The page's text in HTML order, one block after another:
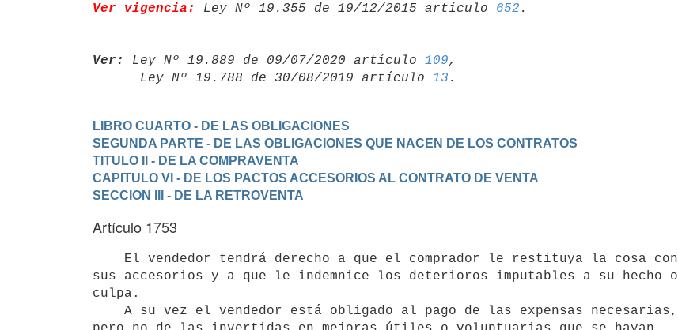
Ver vigencia:
Ley Nº 19.355 de 19/12/2015 artículo 652
Ver: Ley Nº 19.889 de 09/07/2020 artículo 109,
      Ley Nº 19.788 de 30/08/2019 artículo
13
LIBRO CUARTO - DE LAS OBLIGACIONES
SEGUNDA PARTE - DE LAS OBLIGACIONES QUE NACEN DE LOS CONTRATOS
TITULO II - DE LA COMPRAVENTA
CAPITULO VI - DE LOS PACTOS ACCESORIOS AL CONTRATO DE VENTA
SECCION III - DE LA RETROVENTA
Artículo 1753
sus accesorios y a que le indemnice los deterioros imputables a su hecho o
culpa.